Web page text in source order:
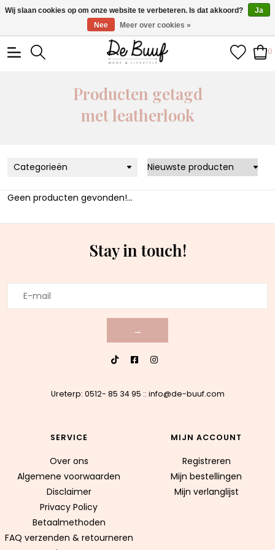
• Wekelijks nieuwe items • Gratis verzending >€100,- •
Verzonden binnen 1-3 werkdagen
0
Producten getagd
met leatherlook
Categorieën
Geen producten gevonden!...
Stay in touch!
→
Ureterp: 0512- 85 34 95 :: info@de-buuf.com
SERVICE
Over ons
Algemene voorwaarden
Disclaimer
Privacy Policy
Betaalmethoden
FAQ verzenden & retourneren
MIJN ACCOUNT
Registreren
Mijn bestellingen
Mijn verlanglijst
Wij slaan cookies op om onze website te verbeteren. Is dat akkoord?
Ja
Nee
Meer over cookies »